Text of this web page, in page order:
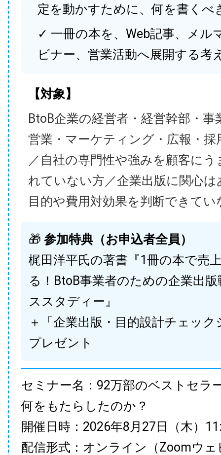
定を動かすために、何を書くべ
✓ 一冊の本を、Web記事、メル
ビナー、営業活動へ展開する考
【対象】
BtoB企業の経営者・経営幹部・事
営業・マーケティング・広報・採
／自社の専門性や強みを顧客に
れていない方／企業出版に関心
目的や費用対効果を判断できてい
🎁 参加特典（お申込者全員）
梶田洋平氏の著書『1冊の本で売
る！BtoB事業者のための企業出
ススタディー』
＋「企業出版・目的設計チェック
プレゼント
セミナー名：92万部のベストセラ
何をもたらしたのか？
開催日時：2026年8月27日（木）
配信形式：オンライン（Zoomウェ